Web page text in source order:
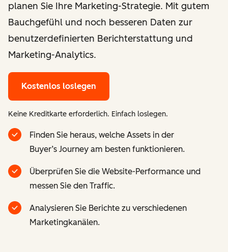
planen Sie Ihre Marketing-Strategie. Mit gutem
Bauchgefühl und noch besseren Daten zur
benutzerdefinierten Berichterstattung und
Marketing-Analytics.
Kostenlos loslegen
Keine Kreditkarte erforderlich. Einfach loslegen.
Finden Sie heraus, welche Assets in der
Buyer’s Journey am besten funktionieren.
Überprüfen Sie die Website-Performance und
messen Sie den Traffic.
Analysieren Sie Berichte zu verschiedenen
Marketingkanälen.